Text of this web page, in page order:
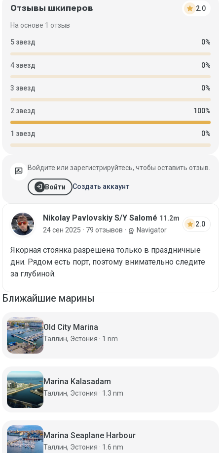
Отзывы шкиперов star 2.0
На основе 1 отзыв
5 звезд 0%
4 звезд 0%
3 звезд 0%
2 звезд 100%
1 звезд 0%
rate_review Войдите или зарегистрируйтесь, чтобы оставить отзыв.
login Войти Создать аккаунт
Nikolay Pavlovskiy S/Y Salomé 11.2m
24 сен 2025 · 79 отзывов · workspace_premium Navigator
star 2.0
Якорная стоянка разрешена только в праздничные
дни. Рядом есть порт, поэтому внимательно следите
за глубиной.
Ближайшие марины
Old City Marina
Таллин, Эстония · 1 nm
Marina Kalasadam
Таллин, Эстония · 1.3 nm
Marina Seaplane Harbour
Таллин, Эстония · 1.6 nm